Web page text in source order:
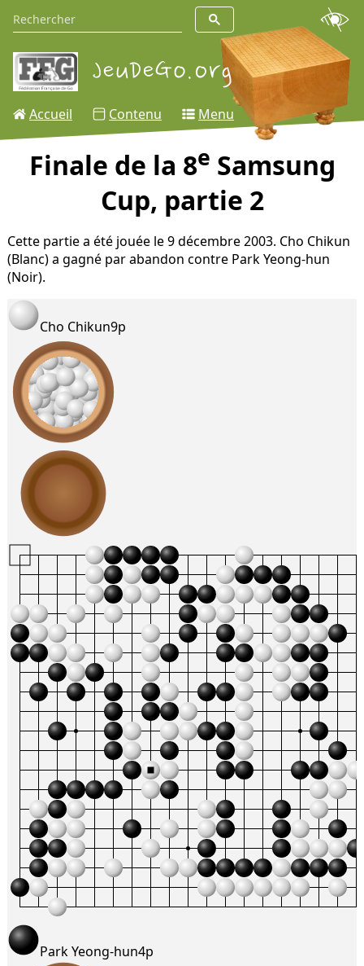
Accueil Contenu Menu
Finale de la 8e Samsung
Cup, partie 2
Cette partie a été jouée le 9 décembre 2003. Cho Chikun
(Blanc) a gagné par abandon contre Park Yeong-hun
(Noir).
Cho Chikun9p
Park Yeong-hun4p